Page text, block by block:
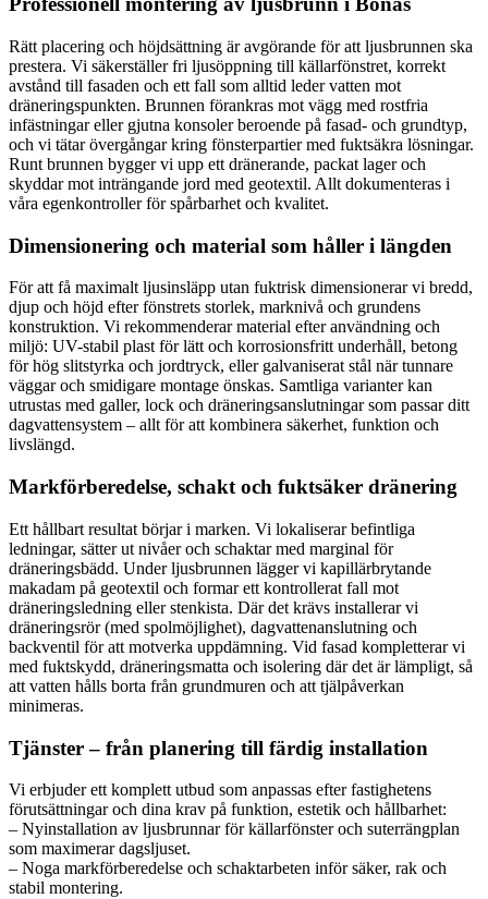
Rätt placering och höjdsättning är avgörande för att ljusbrunnen ska
prestera. Vi säkerställer fri ljusöppning till källarfönstret, korrekt
avstånd till fasaden och ett fall som alltid leder vatten mot
dräneringspunkten. Brunnen förankras mot vägg med rostfria
infästningar eller gjutna konsoler beroende på fasad- och grundtyp,
och vi tätar övergångar kring fönsterpartier med fuktsäkra lösningar.
Runt brunnen bygger vi upp ett dränerande, packat lager och
skyddar mot inträngande jord med geotextil. Allt dokumenteras i
våra egenkontroller för spårbarhet och kvalitet.
Dimensionering och material som håller i längden
För att få maximalt ljusinsläpp utan fuktrisk dimensionerar vi bredd,
djup och höjd efter fönstrets storlek, marknivå och grundens
konstruktion. Vi rekommenderar material efter användning och
miljö: UV-stabil plast för lätt och korrosionsfritt underhåll, betong
för hög slitstyrka och jordtryck, eller galvaniserat stål när tunnare
väggar och smidigare montage önskas. Samtliga varianter kan
utrustas med galler, lock och dräneringsanslutningar som passar ditt
dagvattensystem – allt för att kombinera säkerhet, funktion och
livslängd.
Markförberedelse, schakt och fuktsäker dränering
Ett hållbart resultat börjar i marken. Vi lokaliserar befintliga
ledningar, sätter ut nivåer och schaktar med marginal för
dräneringsbädd. Under ljusbrunnen lägger vi kapillärbrytande
makadam på geotextil och formar ett kontrollerat fall mot
dräneringsledning eller stenkista. Där det krävs installerar vi
dräneringsrör (med spolmöjlighet), dagvattenanslutning och
backventil för att motverka uppdämning. Vid fasad kompletterar vi
med fuktskydd, dräneringsmatta och isolering där det är lämpligt, så
att vatten hålls borta från grundmuren och att tjälpåverkan
minimeras.
Tjänster – från planering till färdig installation
Vi erbjuder ett komplett utbud som anpassas efter fastighetens
förutsättningar och dina krav på funktion, estetik och hållbarhet:
– Nyinstallation av ljusbrunnar för källarfönster och suterrängplan
som maximerar dagsljuset.
– Noga markförberedelse och schaktarbeten inför säker, rak och
stabil montering.